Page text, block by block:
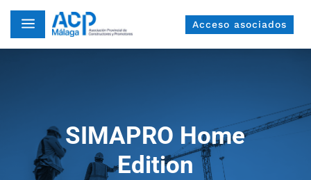
a Acceso asociados
SIMAPRO Home
Edition